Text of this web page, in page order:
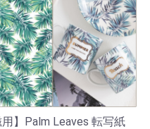
用】Palm Leaves 転写紙